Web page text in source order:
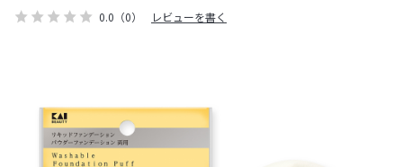
0.0 （0） レビューを書く